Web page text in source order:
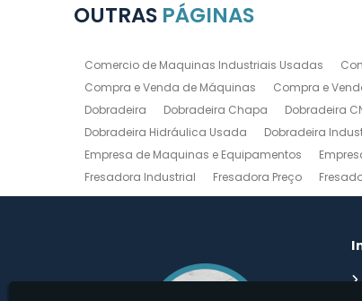
OUTRAS PÁGINAS
Comercio de Maquinas Industriais Usadas
Compra e Venda de Máquinas
Compra e
Dobradeira
Dobradeira Chapa Dobradeira
Dobradeira Hidráulica Usada
Dobradeira
Empresa de Maquinas e Equipamentos
Fresadora Industrial
Fresadora Preço
Guilhotina Industrial
Guilhotina Industrial para
Torno Mecânico
Compro Torno Mecanico